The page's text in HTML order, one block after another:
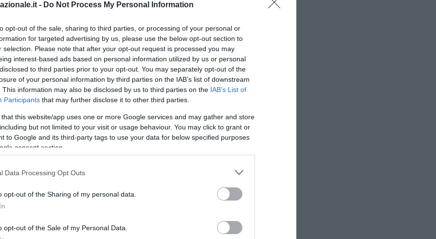
- Do Not Process My Personal Information
opt-out of the sale, sharing to third parties, or processing of your personal or
for targeted advertising by us, please use the below opt-out section to
selection. Please note that after your opt-out request is processed you may
interest-based ads based on personal information utilized by us or personal
to third parties prior to your opt-out. You may separately opt-out of the
of your personal information by third parties on the IAB’s list of downstream
This information may also be disclosed by us to third parties on the IAB’s List of
Participants that may further disclose it to other third parties.
that this website/app uses one or more Google services and may gather and store
but not limited to your visit or usage behaviour. You may click to grant or
to Google and its third-party tags to use your data for below specified purposes
consent section.
Data Processing Opt Outs
opt-out of the Sharing of my personal data.
opt-out of the Sale of my Personal Data.
i top e i flop
il Via del Mare nel match valevole per il 36° turno di campionato, superando